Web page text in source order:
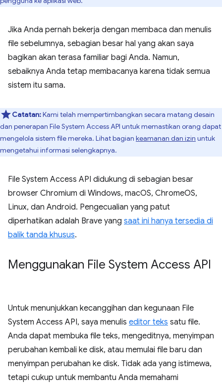
Jika Anda pernah bekerja dengan membaca dan menulis
file sebelumnya, sebagian besar hal yang akan saya
bagikan akan terasa familiar bagi Anda. Namun,
sebaiknya Anda tetap membacanya karena tidak semua
sistem itu sama.
Catatan:Kami telah mempertimbangkan secara matang desain
dan penerapan File System Access API untuk memastikan orang dapat
mengelola sistem file mereka. Lihat bagian keamanan dan izin untuk
mengetahui informasi selengkapnya.
File System Access API didukung di sebagian besar
browser Chromium di Windows, macOS, ChromeOS,
Linux, dan Android. Pengecualian yang patut
diperhatikan adalah Brave yang saat ini hanya tersedia di
balik tanda khusus.
Menggunakan File System Access API
Untuk menunjukkan kecanggihan dan kegunaan File
System Access API, saya menulis editor teks satu file.
Anda dapat membuka file teks, mengeditnya, menyimpan
perubahan kembali ke disk, atau memulai file baru dan
menyimpan perubahan ke disk. Tidak ada yang istimewa,
tetapi cukup untuk membantu Anda memahami